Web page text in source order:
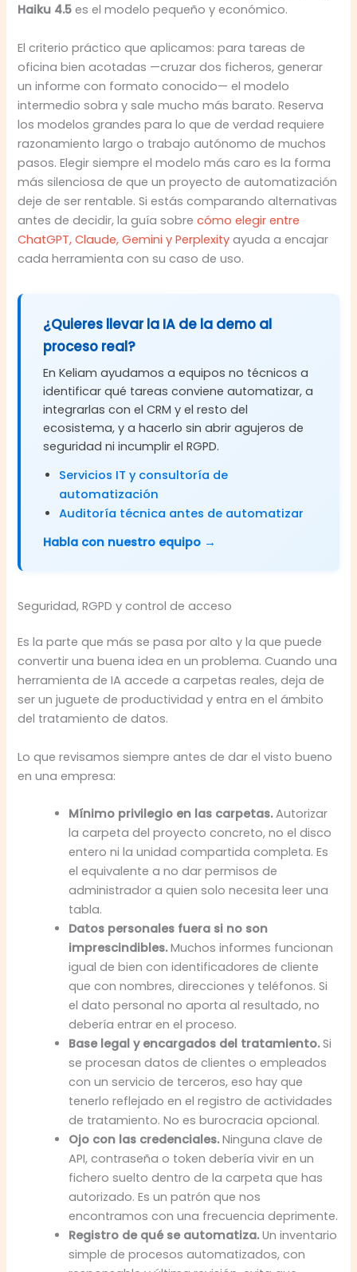
Haiku 4.5 es el modelo pequeño y económico.
El criterio práctico que aplicamos: para tareas de
oficina bien acotadas —cruzar dos ficheros, generar
un informe con formato conocido— el modelo
intermedio sobra y sale mucho más barato. Reserva
los modelos grandes para lo que de verdad requiere
razonamiento largo o trabajo autónomo de muchos
pasos. Elegir siempre el modelo más caro es la forma
más silenciosa de que un proyecto de automatización
deje de ser rentable. Si estás comparando alternativas
antes de decidir, la guía sobrecómo elegir entre
ChatGPT, Claude, Gemini y Perplexity ayuda a encajar
cada herramienta con su caso de uso.
¿Quieres llevar la IA de la demo al
proceso real?
En Keliam ayudamos a equipos no técnicos a
identificar qué tareas conviene automatizar, a
integrarlas con el CRM y el resto del
ecosistema, y a hacerlo sin abrir agujeros de
seguridad ni incumplir el RGPD.
Servicios IT y consultoría de
automatización
Auditoría técnica antes de automatizar
Habla con nuestro equipo →
Seguridad, RGPD y control de acceso
Es la parte que más se pasa por alto y la que puede
convertir una buena idea en un problema. Cuando una
herramienta de IA accede a carpetas reales, deja de
ser un juguete de productividad y entra en el ámbito
del tratamiento de datos.
Lo que revisamos siempre antes de dar el visto bueno
en una empresa:
Mínimo privilegio en las carpetas.Autorizar
la carpeta del proyecto concreto, no el disco
entero ni la unidad compartida completa. Es
el equivalente a no dar permisos de
administrador a quien solo necesita leer una
tabla.
Datos personales fuera si no son
imprescindibles.Muchos informes funcionan
igual de bien con identificadores de cliente
que con nombres, direcciones y teléfonos. Si
el dato personal no aporta al resultado, no
debería entrar en el proceso.
Base legal y encargados del tratamiento.Si
se procesan datos de clientes o empleados
con un servicio de terceros, eso hay que
tenerlo reflejado en el registro de actividades
de tratamiento. No es burocracia opcional.
Ojo con las credenciales.Ninguna clave de
API, contraseña o token debería vivir en un
fichero suelto dentro de la carpeta que has
autorizado. Es un patrón que nos
encontramos con una frecuencia deprimente.
Registro de qué se automatiza.Un inventario
simple de procesos automatizados, con